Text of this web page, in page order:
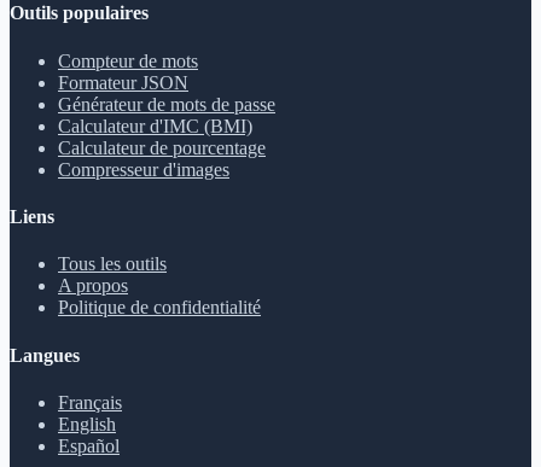
Outils populaires
Compteur de mots
Formateur JSON
Générateur de mots de passe
Calculateur d'IMC (BMI)
Calculateur de pourcentage
Compresseur d'images
Liens
Tous les outils
A propos
Politique de confidentialité
Langues
Français
English
Español